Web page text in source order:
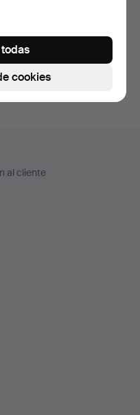
archivo de
al cliente
cookies